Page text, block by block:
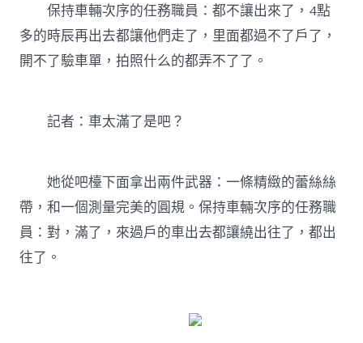
保持車輛次序的任務職員：都不讓出來了，4點
多的時辰再出去都讓他們走了，里面都過不了戶了，
開不了驗車單，拍照什么的都弄不了了。
記者：車太滿了是吧？
她從吧檯下面拿出兩件武器：一條精緻的蕾絲絲
帶，和一個測量完美的圓規。保持車輛次序的任務職
員：對，滿了，來過戶的車出去都讓繞出往了，都出
往了。